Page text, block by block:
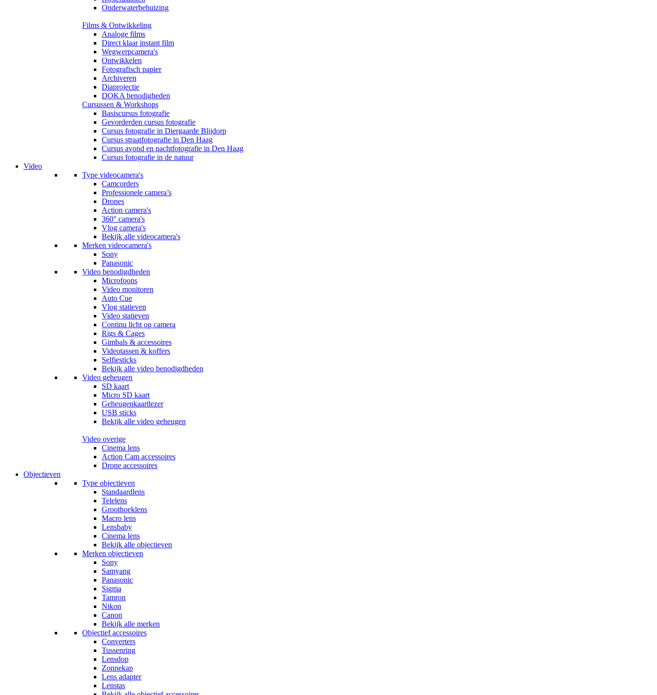
Onderwaterbehuizing
Films & Ontwikkeling
Analoge films
Direct klaar instant film
Wegwerpcamera's
Ontwikkelen
Fotografisch papier
Archiveren
Diaprojectie
DOKA benodigheden
Cursussen & Workshops
Basiscursus fotografie
Gevorderden cursus fotografie
Cursus fotografie in Diergaarde Blijdorp
Cursus straatfotografie in Den Haag
Cursus avond en nachtfotografie in Den Haag
Cursus fotografie in de natuur
Video
Type videocamera's
Camcorders
Professionele camera’s
Drones
Action camera's
360° camera's
Vlog camera's
Bekijk alle videocamera's
Merken videocamera's
Sony
Panasonic
Video benodigdheden
Microfoons
Video monitoren
Auto Cue
Vlog statieven
Video statieven
Continu licht op camera
Rigs & Cages
Gimbals & accessoires
Videotassen & koffers
Selfiesticks
Bekijk alle video benodigdheden
Video geheugen
SD kaart
Micro SD kaart
Geheugenkaartlezer
USB sticks
Bekijk alle video geheugen
Video overige
Cinema lens
Action Cam accessoires
Drone accessoires
Objectieven
Type objectieven
Standaardlens
Telelens
Groothoeklens
Macro lens
Lensbaby
Cinema lens
Bekijk alle objectieven
Merken objectieven
Sony
Samyang
Panasonic
Sigma
Tamron
Nikon
Canon
Bekijk alle merken
Objectief accessoires
Converters
Tussenring
Lensdop
Zonnekap
Lens adapter
Lenstas